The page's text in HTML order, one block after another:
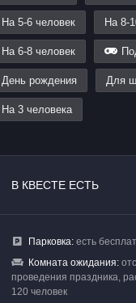
На 5-6 человек На 8-
На 6-8 человек
День рождения Для
На 3 человека
В КВЕСТЕ ЕСТЬ
Парковка: есть
Комната ожидания:
проведения праздника,
120 человек